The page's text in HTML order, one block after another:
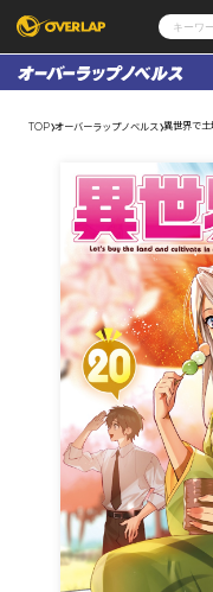
コミックガルド
コミッククリエ
コミックエッセイ
ポケットモンスター
アニメ
ゲーム
企業
会社概要
採用情報
アクセス
オーバーラップホール
TOP オーバーラップノベルス 異世界で土